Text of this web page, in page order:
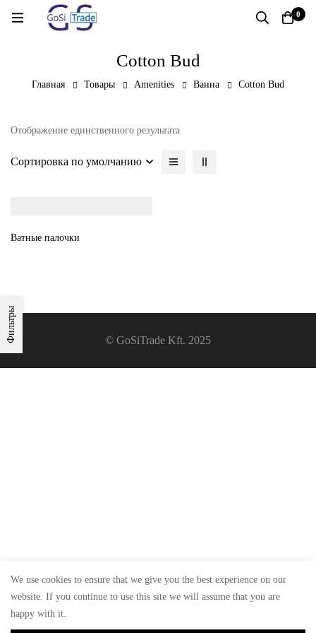
0
Cotton Bud
Главная Товары Amenities Ванна Cotton Bud
Фильтры
Отображение единственного результата
Сортировка по умолчанию
Ватные палочки
© GoSiTrade Kft. 2025
We use cookies to ensure that we give you the best experience on our
website. If you continue to use this site we will assume that you are
happy with it.